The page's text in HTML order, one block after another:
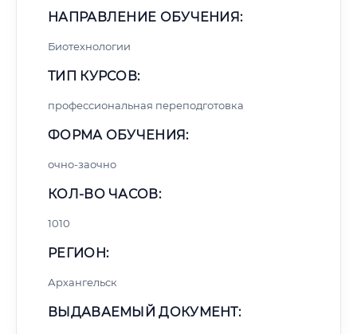
НАПРАВЛЕНИЕ ОБУЧЕНИЯ:
Биотехнологии
ТИП КУРСОВ:
профессиональная переподготовка
ФОРМА ОБУЧЕНИЯ:
очно-заочно
КОЛ-ВО ЧАСОВ:
1010
РЕГИОН:
Архангельск
ВЫДАВАЕМЫЙ ДОКУМЕНТ: